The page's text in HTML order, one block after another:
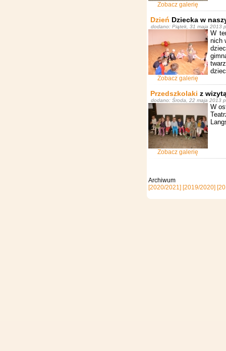
Zobacz galerię
Dzień Dziecka w
dodano: Piątek, 31 maja 2013
Zobacz galerię
W
nich
Przedszkolaki z
dodano: Środa, 22 maja 2013
Zobacz galerię
W
[2020/2021] [2019/2020]